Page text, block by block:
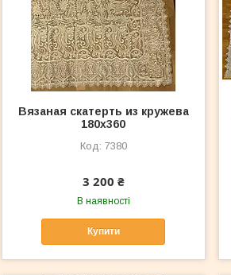
Вязаная скатерть из кружева
180x360
7380
3 200 ₴
В наявності
Купити